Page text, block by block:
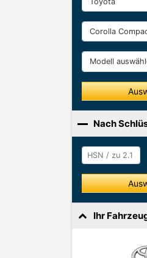
Baureihe
Modell
Nach
HSN / zu 2.1
Ihr